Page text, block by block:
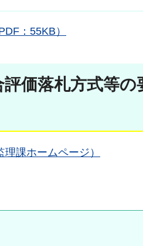
：55KB）
価落札方式等の
課ホームページ）